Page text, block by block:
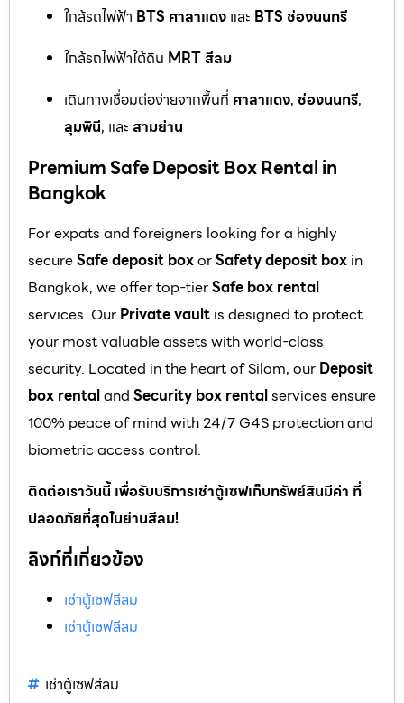
ใกล้รถไฟฟ้า BTS ศาลาแดง และ BTS ช่องนนทรี
ใกล้รถไฟฟ้าใต้ดิน MRT สีลม
เดินทางเชื่อมต่อง่ายจากพื้นที่ ศาลาแดง, ช่องนนทรี,
ลุมพินี, และ สามย่าน
Premium Safe Deposit Box Rental in
Bangkok
For expats and foreigners looking for a highly
secureSafe deposit boxorSafety deposit box in
Bangkok, we offer top-tierSafe box rental
services. Our Private vault is designed to protect
your most valuable assets with world-class
security. Located in the heart of Silom, our Deposit
box rentaland Security box rentalservices ensure
100% peace of mind with 24/7 G4S protection and
biometric access control.
ติดต่อเราวันนี้ เพื่อรับบริการเช่าตู้เซฟเก็บทรัพย์สินมีค่า ที่
ปลอดภัยที่สุดในย่านสีลม!
ลิงก์ที่เกี่ยวข้อง
เช่าตู้เซฟสีลม
เช่าตู้เซฟสีลม
เช่าตู้เซฟสีลม